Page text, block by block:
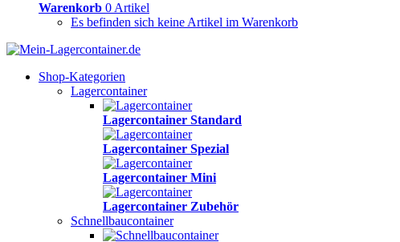
Warenkorb 0 Artikel
Es befinden sich keine Artikel im Warenkorb
Shop-Kategorien
Lagercontainer
Lagercontainer Standard
Lagercontainer Spezial
Lagercontainer Mini
Lagercontainer Zubehör
Schnellbaucontainer